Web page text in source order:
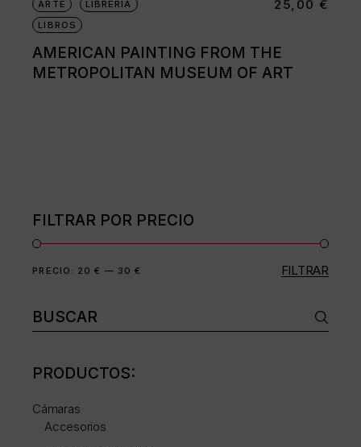
ARTE
LIBRERÍA
LIBROS
AMERICAN PAINTING FROM THE
METROPOLITAN MUSEUM OF ART
25,00 €
FILTRAR POR PRECIO
Precio
Precio FILTRAR
PRECIO: 20 € — 30 €
Buscar:
PRODUCTOS:
Cámaras
Accesorios